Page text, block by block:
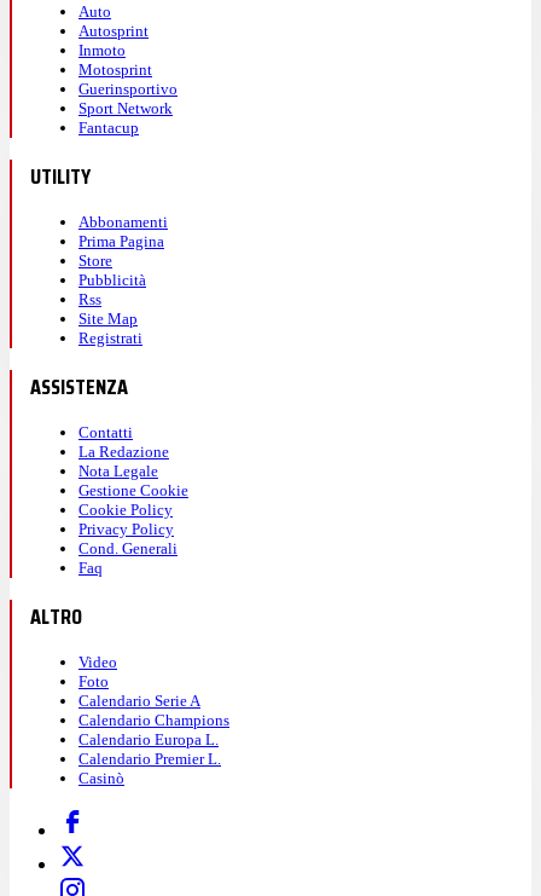
Auto
Autosprint
Inmoto
Motosprint
Guerinsportivo
Sport Network
Fantacup
UTILITY
Abbonamenti
Prima Pagina
Store
Pubblicità
Rss
Site Map
Registrati
ASSISTENZA
Contatti
La Redazione
Nota Legale
Gestione Cookie
Cookie Policy
Privacy Policy
Cond. Generali
Faq
ALTRO
Video
Foto
Calendario Serie A
Calendario Champions
Calendario Europa L.
Calendario Premier L.
Casinò